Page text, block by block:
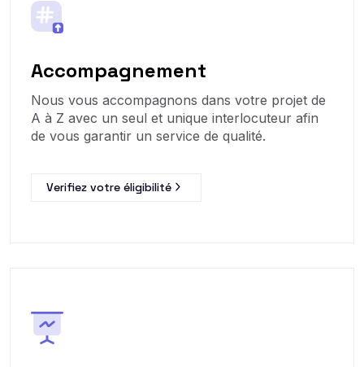
Accompagnement
Nous vous accompagnons dans votre projet de
A à Z avec un seul et unique interlocuteur afin
de vous garantir un service de qualité.
Verifiez votre éligibilité